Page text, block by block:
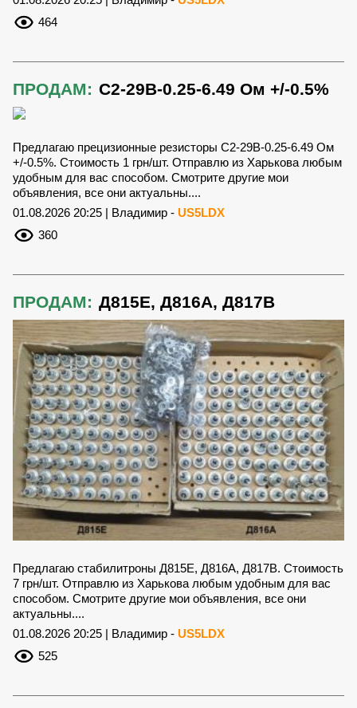
464
ПРОДАМ: С2-29В-0.25-6.49 Ом +/-0.5%
Предлагаю прецизионные резисторы С2-29В-0.25-6.49 Ом
+/-0.5%. Стоимость 1 грн/шт. Отправлю из Харькова любым
удобным для вас способом. Смотрите другие мои
объявления, все они актуальны....
01.08.2026 20:25 | Владимир - US5LDX
360
ПРОДАМ: Д815Е, Д816А, Д817В
Предлагаю стабилитроны Д815Е, Д816А, Д817В. Стоимость
7 грн/шт. Отправлю из Харькова любым удобным для вас
способом. Смотрите другие мои объявления, все они
актуальны....
01.08.2026 20:25 | Владимир - US5LDX
525